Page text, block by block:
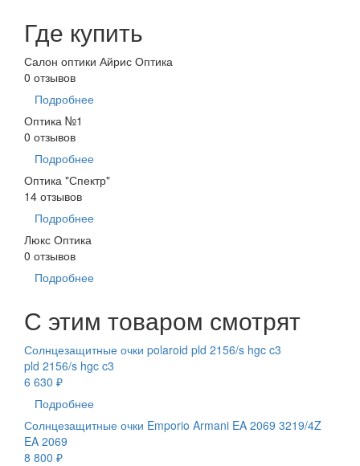
Где купить
Салон оптики Айрис Оптика
0 отзывов
Подробнее
Оптика №1
0 отзывов
Подробнее
Оптика "Спектр"
14 отзывов
Подробнее
Люкс Оптика
0 отзывов
Подробнее
С этим товаром смотрят
Солнцезащитные очки polaroid pld 2156/s hgc c3
pld 2156/s hgc c3
6 630 ₽
Подробнее
Солнцезащитные очки Emporio Armani EA 2069 3219/4Z
EA 2069
8 800 ₽